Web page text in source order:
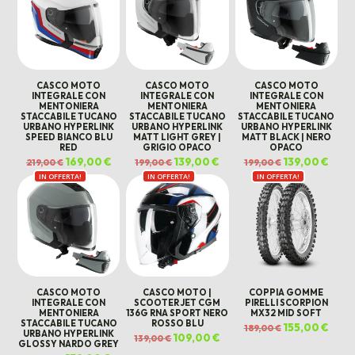
CASCO MOTO
INTEGRALE CON
MENTONIERA
STACCABILE TUCANO
URBANO HYPERLINK
SPEED BIANCO BLU
RED
219,00€ Il
prezzo
originale
era:
219,00 €.
169,00€Il
prezzo
attuale
è:
169,00 €.
CASCO MOTO
INTEGRALE CON
MENTONIERA
STACCABILE TUCANO
URBANO HYPERLINK
MATT LIGHT GREY |
GRIGIO OPACO
199,00€Il
prezzo
originale
era:
199,00 €.
139,00€
prezzo
attuale
è:
139,00 €.
CASCO MOTO
INTEGRALE CON
MENTONIERA
STACCABILE TUCANO
URBANO HYPERLINK
MATT BLACK | NERO
OPACO
199,00€ Il
prezzo
originale
era:
199,00 €.
139,00€Il
IN OFFERTA!
CASCO MOTO
INTEGRALE CON
MENTONIERA
STACCABILE TUCANO
URBANO HYPERLINK
GLOSSY NARDO GREY
IN OFFERTA!
CASCO MOTO |
SCOOTER JET CGM
136G RNA SPORT NERO
ROSSO BLU
139,00€Il
prezzo
109,00€
IN OFFERTA!
COPPIA GOMME
PIRELLI SCORPION
MX32 MID SOFT
189,00€ Il
prezzo
155,00€Il